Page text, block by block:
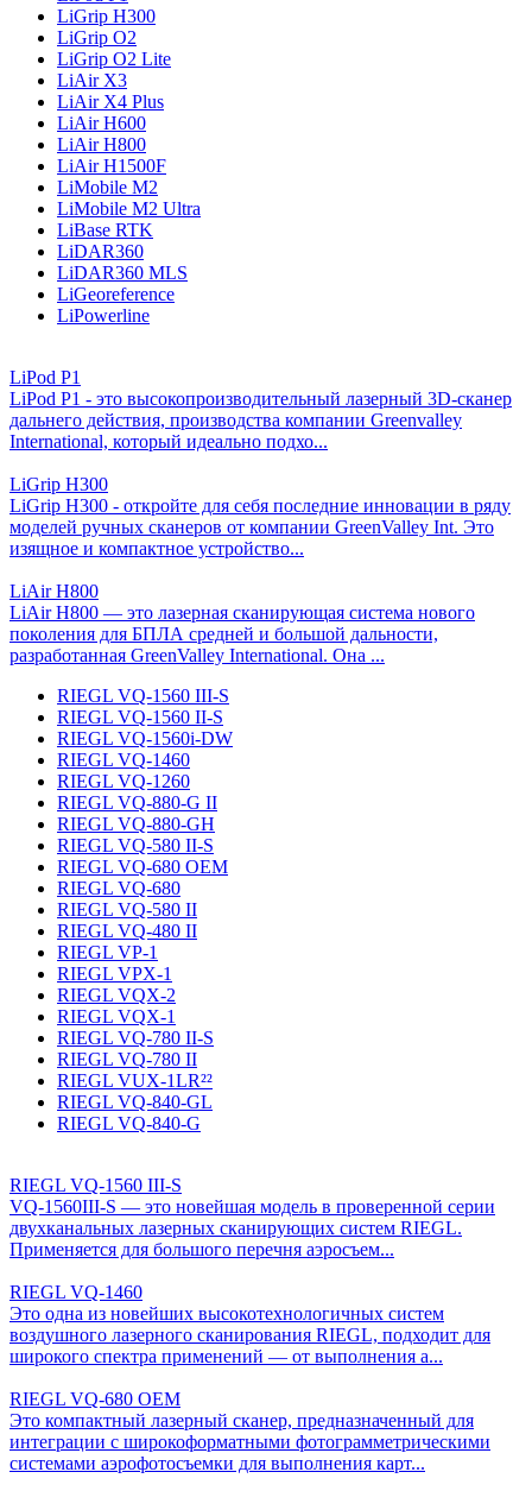
LiGrip H300
LiGrip O2
LiGrip O2 Lite
LiAir X3
LiAir X4 Plus
LiAir H600
LiAir H800
LiAir H1500F
LiMobile M2
LiMobile M2 Ultra
LiBase RTK
LiDAR360
LiDAR360 MLS
LiGeoreference
LiPowerline
LiPod P1
LiPod P1 - это высокопроизводительный лазерный 3D-сканер
дальнего действия, производства компании Greenvalley
International, который идеально подхо...
LiGrip H300
LiGrip H300 - откройте для себя последние инновации в ряду
моделей ручных сканеров от компании GreenValley Int. Это
изящное и компактное устройство...
LiAir H800
LiAir H800 — это лазерная сканирующая система нового
поколения для БПЛА средней и большой дальности,
разработанная GreenValley International. Она ...
RIEGL VQ-1560 III-S
RIEGL VQ-1560 II-S
RIEGL VQ-1560i-DW
RIEGL VQ-1460
RIEGL VQ-1260
RIEGL VQ-880-G II
RIEGL VQ-880-GH
RIEGL VQ-580 II-S
RIEGL VQ-680 OEM
RIEGL VQ-680
RIEGL VQ-580 II
RIEGL VQ-480 II
RIEGL VP-1
RIEGL VPX-1
RIEGL VQX-2
RIEGL VQX-1
RIEGL VQ-780 II-S
RIEGL VQ-780 II
RIEGL VUX-1LR²²
RIEGL VQ-840-GL
RIEGL VQ-840-G
RIEGL VQ-1560 III-S
VQ-1560III-S — это новейшая модель в проверенной серии
двухканальных лазерных сканирующих систем RIEGL.
Применяется для большого перечня аэросъем...
RIEGL VQ-1460
Это одна из новейших высокотехнологичных систем
воздушного лазерного сканирования RIEGL, подходит для
широкого спектра применений — от выполнения а...
RIEGL VQ-680 OEM
Это компактный лазерный сканер, предназначенный для
интеграции с широкоформатными фотограмметрическими
системами аэрофотосъемки для выполнения карт...